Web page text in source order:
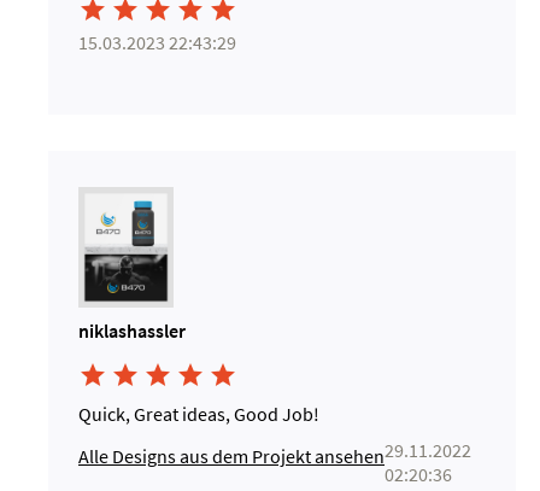
    
15.03.2023 22:43:29
niklashassler
    
Quick, Great ideas, Good Job!
Alle Designs aus dem Projekt ansehen29.11.2022
02:20:36